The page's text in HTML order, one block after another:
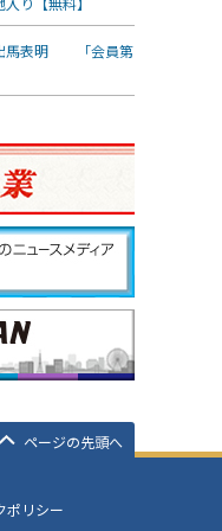
馬表明 「会員第
ページの先頭へ
ポリシー